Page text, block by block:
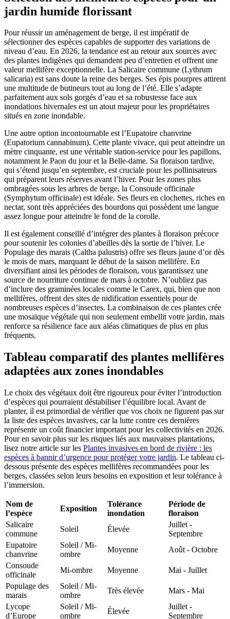
jardin humide florissant
Pour réussir un aménagement de berge, il est impératif de
sélectionner des espèces capables de supporter des variations de
niveau d’eau. En 2026, la tendance est au retour aux sources avec
des plantes indigènes qui demandent peu d’entretien et offrent une
valeur mellifère exceptionnelle. La Salicaire commune (Lythrum
salicaria) est sans doute la reine des berges. Ses épis pourpres attirent
une multitude de butineurs tout au long de l’été. Elle s’adapte
parfaitement aux sols gorgés d’eau et sa robustesse face aux
inondations hivernales est un atout majeur pour les propriétaires
situés en zone inondable.
Une autre option incontournable est l’Eupatoire chanvrine
(Eupatorium cannabinum). Cette plante vivace, qui peut atteindre un
mètre cinquante, est une véritable station-service pour les papillons,
notamment le Paon du jour et la Belle-dame. Sa floraison tardive,
qui s’étend jusqu’en septembre, est cruciale pour les pollinisateurs
qui préparent leurs réserves avant l’hiver. Pour les zones plus
ombragées sous les arbres de berge, la Consoude officinale
(Symphytum officinale) est idéale. Ses fleurs en clochettes, riches en
nectar, sont très appréciées des bourdons qui possèdent une langue
assez longue pour atteindre le fond de la corolle.
Il est également conseillé d’intégrer des plantes à floraison précoce
pour soutenir les colonies d’abeilles dès la sortie de l’hiver. Le
Populage des marais (Caltha palustris) offre ses fleurs jaune d’or dès
le mois de mars, marquant le début de la saison mellifère. En
diversifiant ainsi les périodes de floraison, vous garantissez une
source de nourriture continue de mars à octobre. N’oubliez pas
d’inclure des graminées locales comme le Carex, qui, bien que non
mellifères, offrent des sites de nidification essentiels pour de
nombreuses espèces d’insectes. La combinaison de ces plantes crée
une mosaïque végétale qui non seulement embellit votre jardin, mais
renforce sa résilience face aux aléas climatiques de plus en plus
fréquents.
Tableau comparatif des plantes mellifères
adaptées aux zones inondables
Le choix des végétaux doit être rigoureux pour éviter l’introduction
d’espèces qui pourraient déstabiliser l’équilibre local. Avant de
planter, il est primordial de vérifier que vos choix ne figurent pas sur
la liste des espèces invasives, car la lutte contre ces dernières
représente un coût financier important pour les collectivités en 2026.
Pour en savoir plus sur les risques liés aux mauvaises plantations,
lisez notre article sur les Plantes invasives en bord de rivière : les
espèces à bannir d’urgence pour protéger votre jardin. Le tableau ci-
dessous présente des espèces mellifères recommandées pour les
berges, classées selon leurs besoins en exposition et leur tolérance à
l’immersion.
Nom de
l’espèce
Exposition
Tolérance
inondation
Période de
floraison
Salicaire
commune
Soleil Élevée
Juillet -
Septembre
Eupatoire
chanvrine
Soleil / Mi-
ombre
Moyenne
Août - Octobre
Consoude
officinale
Mi-ombre Moyenne
Mai - Juillet
Populage des
marais
Soleil / Mi-
ombre
Très élevée
Mars - Mai
Lycope
d’Europe
Soleil / Mi-
ombre
Élevée
Juillet -
Septembre